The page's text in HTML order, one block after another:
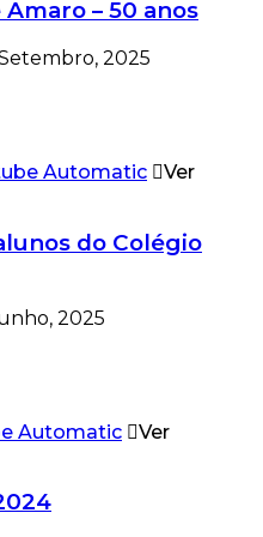
– 50 anos
2025
Ver
do Colégio
2025
Ver